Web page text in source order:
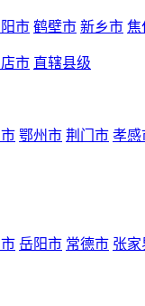
市 鹤壁市 新乡市 焦
市 直辖县级
鄂州市 荆门市 孝感
岳阳市 常德市 张家